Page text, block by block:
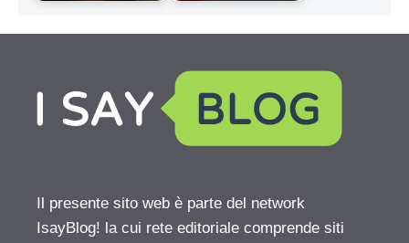
Il presente sito web è parte del network
IsayBlog! la cui rete editoriale comprende siti